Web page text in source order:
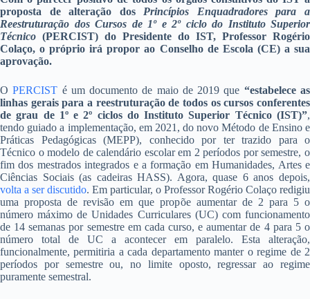
proposta de alteração dos Princípios Enquadradores para a
Reestruturação dos Cursos de 1º e 2º ciclo do Instituto Superior
Técnico (PERCIST) do Presidente do IST, Professor Rogério
Colaço, o próprio irá propor ao Conselho de Escola (CE) a sua
aprovação.
OPERCIST é um documento de maio de 2019 que “estabelece as
linhas gerais para a reestruturação de todos os cursos conferentes
de grau de 1º e 2º ciclos do Instituto Superior Técnico (IST)”,
tendo guiado a implementação, em 2021, do novo Método de Ensino e
Práticas Pedagógicas (MEPP), conhecido por ter trazido para o
Técnico o modelo de calendário escolar em 2 períodos por semestre, o
fim dos mestrados integrados e a formação em Humanidades, Artes e
Ciências Sociais (as cadeiras HASS). Agora, quase 6 anos depois,
volta a ser discutido. Em particular, o Professor Rogério Colaço redigiu
uma proposta de revisão em que propõe aumentar de 2 para 5 o
número máximo de Unidades Curriculares (UC) com funcionamento
de 14 semanas por semestre em cada curso, e aumentar de 4 para 5 o
número total de UC a acontecer em paralelo. Esta alteração,
funcionalmente, permitiria a cada departamento manter o regime de 2
períodos por semestre ou, no limite oposto, regressar ao regime
puramente semestral.